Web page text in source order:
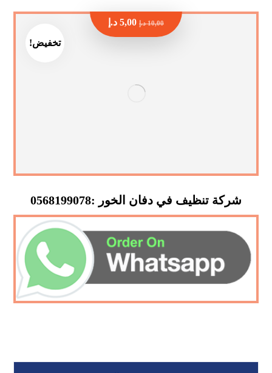
تخفيض!
شركة تنظيف في دفان الخور :0568199078
10,00 د.إ 5,00 د.إ